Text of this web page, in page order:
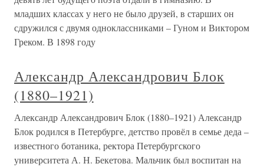
младших классах у него не было друзей, в старших он
сдружился с двумя одноклассниками – Гуном и Виктором
Греком. В 1898 году
Александр Александрович Блок
(1880–1921)
Александр Александрович Блок (1880–1921) Александр
Блок родился в Петербурге, детство провёл в семье деда –
известного ботаника, ректора Петербургского
университета А. Н. Бекетова. Мальчик был воспитан на